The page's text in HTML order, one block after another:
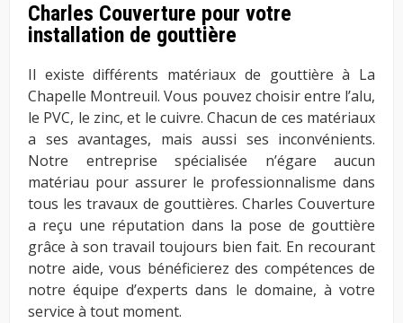
Charles Couverture pour votre
installation de gouttière
Il existe différents matériaux de gouttière à La
Chapelle Montreuil. Vous pouvez choisir entre l’alu,
le PVC, le zinc, et le cuivre. Chacun de ces matériaux
a ses avantages, mais aussi ses inconvénients.
Notre entreprise spécialisée n’égare aucun
matériau pour assurer le professionnalisme dans
tous les travaux de gouttières. Charles Couverture
a reçu une réputation dans la pose de gouttière
grâce à son travail toujours bien fait. En recourant
notre aide, vous bénéficierez des compétences de
notre équipe d’experts dans le domaine, à votre
service à tout moment.